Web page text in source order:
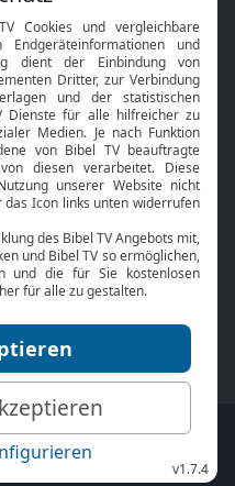
Smart TV
HbbTV
Bibelthek Online-Bibel
Nächster Gottesdienst
Kontakt
TV-Empfang
Datenschutz